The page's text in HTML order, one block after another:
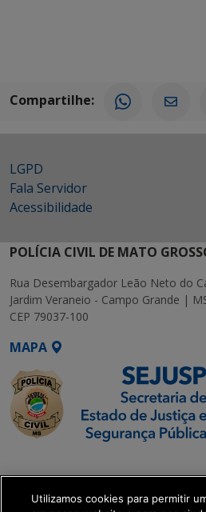
Compartilhe:
LGPD
Fala Servidor
Acessibilidade
POLÍCIA CIVIL DE MATO
Rua Desembargador Leão Neto do
Jardim Veraneio - Campo Grande |
CEP 79037-100
MAPA
Executiva de
Transformação Digital
Utilizamos cookies para permitir